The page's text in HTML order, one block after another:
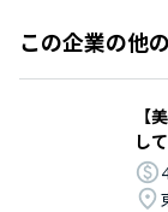
この企業の他
【
し